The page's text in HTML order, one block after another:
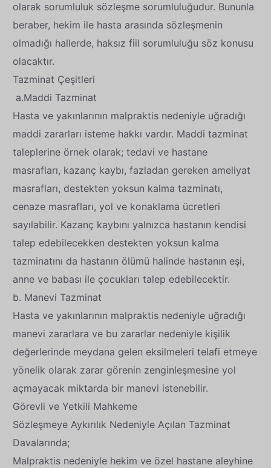
olarak sorumluluk sözleşme sorumluluğudur. Bununla
beraber, hekim ile hasta arasında sözleşmenin
olmadığı hallerde, haksız fiil sorumluluğu söz konusu
olacaktır.
Tazminat Çeşitleri
a.Maddi Tazminat
Hasta ve yakınlarının malpraktis nedeniyle uğradığı
maddi zararları isteme hakkı vardır. Maddi tazminat
taleplerine örnek olarak; tedavi ve hastane
masrafları, kazanç kaybı, fazladan gereken ameliyat
masrafları, destekten yoksun kalma tazminatı,
cenaze masrafları, yol ve konaklama ücretleri
sayılabilir. Kazanç kaybını yalnızca hastanın kendisi
talep edebilecekken destekten yoksun kalma
tazminatını da hastanın ölümü halinde hastanın eşi,
anne ve babası ile çocukları talep edebilecektir.
b. Manevi Tazminat
Hasta ve yakınlarının malpraktis nedeniyle uğradığı
manevi zararlara ve bu zararlar nedeniyle kişilik
değerlerinde meydana gelen eksilmeleri telafi etmeye
yönelik olarak zarar görenin zenginleşmesine yol
açmayacak miktarda bir manevi istenebilir.
Görevli ve Yetkili Mahkeme
Sözleşmeye Aykırılık Nedeniyle Açılan Tazminat
Davalarında;
Malpraktis nedeniyle hekim ve özel hastane aleyhine